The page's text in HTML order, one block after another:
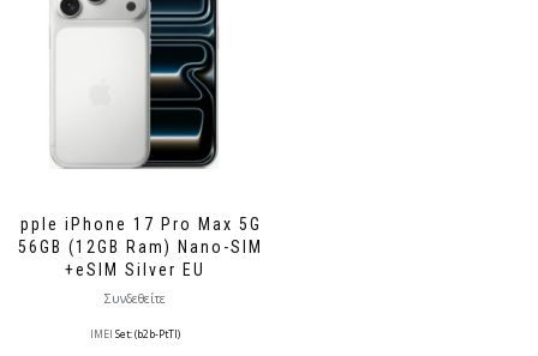
Apple iPhone 17 Pro Max 5G
256GB (12GB Ram) Nano-SIM
+eSIM Silver EU
Συνδεθείτε
IMEI Set: (b2b-PtTl)